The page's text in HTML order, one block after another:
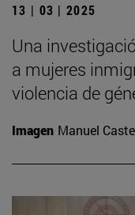
13 | 03 | 2025
Una
a mujeres
violencia de
Imagen Manuel